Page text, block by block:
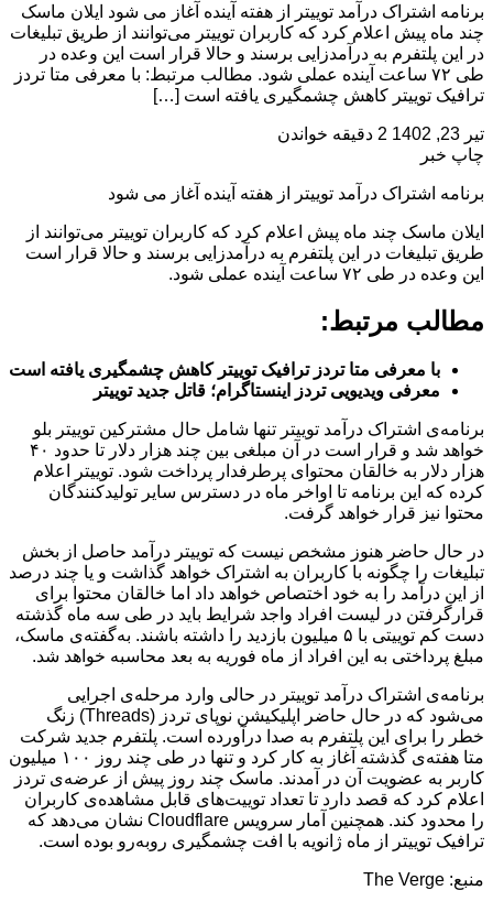
برنامه اشتراک درآمد توییتر از هفته آینده آغاز می شود ایلان ماسک
چند ماه پیش اعلام کرد که کاربران توییتر می‌توانند از طریق تبلیغات
در این پلتفرم به درآمدزایی برسند و حالا قرار است این وعده در
طی ۷۲ ساعت آینده عملی شود. مطالب مرتبط: با معرفی متا تردز
ترافیک توییتر کاهش چشمگیری یافته است […]
تیر 23, 1402
2 دقیقه خواندن
چاپ خبر
برنامه اشتراک درآمد توییتر از هفته آینده آغاز می شود
ایلان ماسک چند ماه پیش اعلام کرد که کاربران توییتر می‌توانند از
طریق تبلیغات در این پلتفرم به درآمدزایی برسند و حالا قرار است
این وعده در طی ۷۲ ساعت آینده عملی شود.
مطالب مرتبط:
با معرفی متا تردز ترافیک توییتر کاهش چشمگیری یافته است
معرفی ویدیویی تردز اینستاگرام؛ قاتل جدید توییتر
برنامه‌ی اشتراک درآمد توییتر تنها شامل حال مشترکین توییتر بلو
خواهد شد و قرار است در آن مبلغی بین چند هزار دلار تا حدود ۴۰
هزار دلار به خالقان محتوای پرطرفدار پرداخت شود. توییتر اعلام
کرده که این برنامه تا اواخر ماه در دسترس سایر تولیدکنندگان
محتوا نیز قرار خواهد گرفت.
در حال حاضر هنوز مشخص نیست که توییتر درآمد حاصل از بخش
تبلیغات را چگونه با کاربران به اشتراک خواهد گذاشت و یا چند درصد
از این درآمد را به خود اختصاص خواهد داد اما خالقان محتوا برای
قرارگرفتن در لیست افراد واجد شرایط باید در طی سه ماه گذشته
دست کم توییتی با ۵ میلیون بازدید را داشته باشند. به‌گفته‌ی ماسک،
مبلغ پرداختی به این افراد از ماه فوریه به بعد محاسبه خواهد شد.
برنامه‌ی اشتراک درآمد توییتر در حالی وارد مرحله‌ی اجرایی
می‌شود که در حال حاضر اپلیکیشن نوپای تردز (Threads) زنگ
خطر را برای این پلتفرم به صدا درآورده است. پلتفرم جدید شرکت
متا هفته‌ی گذشته آغاز به کار کرد و تنها در طی چند روز ۱۰۰ میلیون
کاربر به عضویت آن در آمدند. ماسک چند روز پیش از عرضه‌ی تردز
اعلام کرد که قصد دارد تا تعداد توییت‌های قابل مشاهده‌ی کاربران
را محدود کند. همچنین آمار سرویس Cloudflare نشان می‌دهد که
ترافیک توییتر از ماه ژانویه با افت چشمگیری روبه‌رو بوده است.
منبع: The Verge